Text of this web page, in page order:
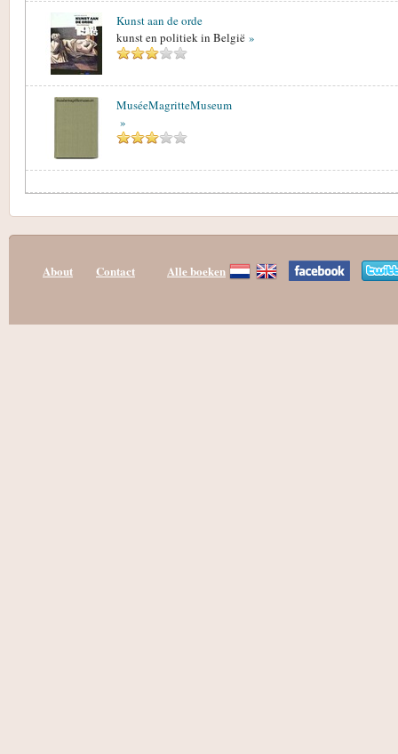
Kunst aan de orde
kunst en politiek in België »
MuséeMagritteMuseum
»
About Contact Alle boeken